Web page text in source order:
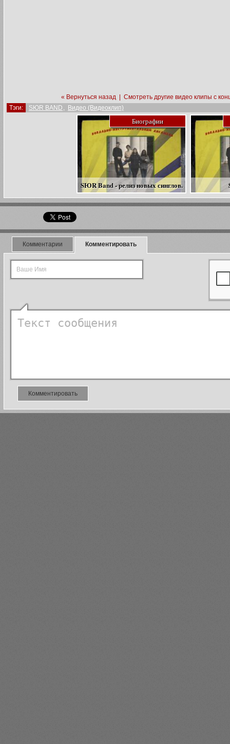
« Вернуться назад
Смотреть другие видео клипы с
Тэги:
SЮR BAND , Видео (Видеоклип)
Биографии
SЮR Band - релиз новых синглов.
Комментарии Комментировать
Комментировать